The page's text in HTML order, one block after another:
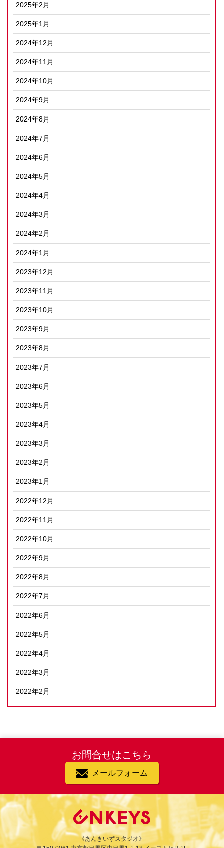
2025年2月
2025年1月
2024年12月
2024年11月
2024年10月
2024年9月
2024年8月
2024年7月
2024年6月
2024年5月
2024年4月
2024年3月
2024年2月
2024年1月
2023年12月
2023年11月
2023年10月
2023年9月
2023年8月
2023年7月
2023年6月
2023年5月
2023年4月
2023年3月
2023年2月
2023年1月
2022年12月
2022年11月
2022年10月
2022年9月
2022年8月
2022年7月
2022年6月
2022年5月
2022年4月
2022年3月
2022年2月
お問合せはこちら
メールフォーム
《あんきいずスタジオ》